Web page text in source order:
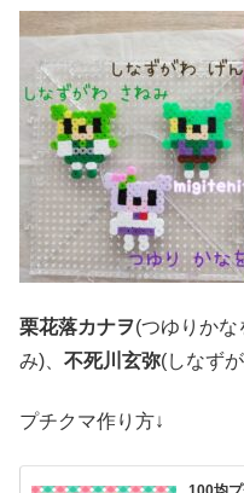
栗花落カナヲ(つゆりかな
み)、 不死川玄弥(しなず
プチクマ作り方↓